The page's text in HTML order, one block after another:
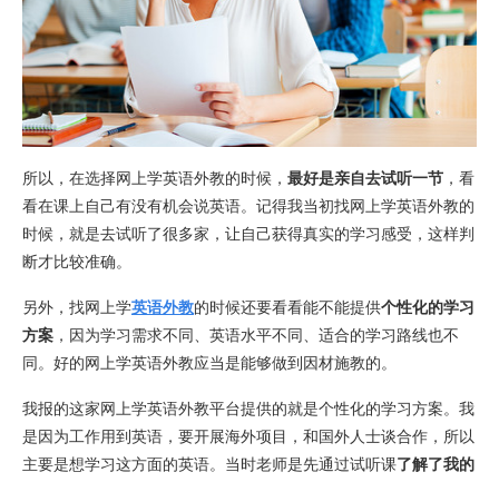
所以，在选择网上学英语外教的时候， 最好是亲自去试听一节 ，看
看在课上自己有没有机会说英语。记得我当初找网上学英语外教的
时候，就是去试听了很多家，让自己获得真实的学习感受，这样判
断才比较准确。
另外，找网上学英语外教的时候还要看看能不能提供个性化的学习
方案 ，因为学习需求不同、英语水平不同、适合的学习路线也不
同。好的网上学英语外教应当是能够做到因材施教的。
我报的这家网上学英语外教平台提供的就是个性化的学习方案。我
是因为工作用到英语，要开展海外项目，和国外人士谈合作，所以
主要是想学习这方面的英语。当时老师是先通过试听课了解了我的